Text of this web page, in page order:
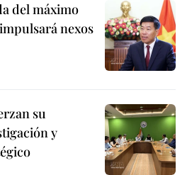
del máximo
nexos
su
y